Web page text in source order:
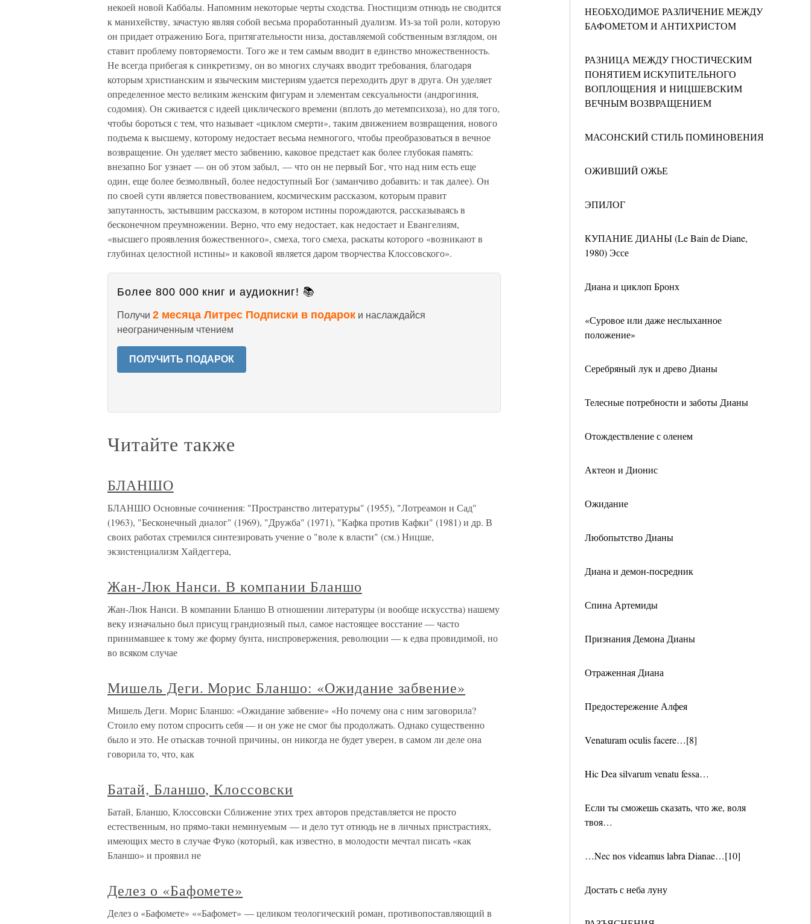
НЕОБХОДИМОЕ РАЗЛИЧЕНИЕ МЕЖДУ
БАФОМЕТОМ И АНТИХРИСТОМ
РАЗНИЦА МЕЖДУ ГНОСТИЧЕСКИМ
ПОНЯТИЕМ ИСКУПИТЕЛЬНОГО
ВОПЛОЩЕНИЯ И НИЦШЕВСКИМ
ВЕЧНЫМ ВОЗВРАЩЕНИЕМ
МАСОНСКИЙ СТИЛЬ ПОМИНОВЕНИЯ
ОЖИВШИЙ ОЖЬЕ
ЭПИЛОГ
КУПАНИЕ ДИАНЫ (Le Bain de Diane,
1980) Эссе
Диана и циклоп Бронх
«Суровое или даже неслыханное
положение»
Серебряный лук и древо Дианы
Телесные потребности и заботы Дианы
Отождествление с оленем
Актеон и Дионис
Ожидание
Любопытство Дианы
Диана и демон-посредник
Спина Артемиды
Признания Демона Дианы
Отраженная Диана
Предостережение Алфея
Venaturam oculis facere…[8]
Hic Dea silvarum venatu fessa…
Если ты сможешь сказать, что же, воля
твоя…
…Nec nos videamus labra Dianae…[10]
Достать с неба луну
некоей новой Каббалы. Напомним некоторые черты сходства. Гностицизм отнюдь не сводится
к манихейству, зачастую являя собой весьма проработанный дуализм. Из-за той роли, которую
он придает отражению Бога, притягательности низа, доставляемой собственным взглядом, он
ставит проблему повторяемости. Того же и тем самым вводит в единство множественность.
Не всегда прибегая к синкретизму, он во многих случаях вводит требования, благодаря
которым христианским и языческим мистериям удается переходить друг в друга. Он уделяет
определенное место великим женским фигурам и элементам сексуальности (андрогиния,
содомия). Он сживается с идеей циклического времени (вплоть до метемпсихоза), но для того,
чтобы бороться с тем, что называет «циклом смерти», таким движением возвращения, нового
подъема к высшему, которому недостает весьма немногого, чтобы преобразоваться в вечное
возвращение. Он уделяет место забвению, каковое предстает как более глубокая память:
внезапно Бог узнает — он об этом забыл, — что он не первый Бог, что над ним есть еще
один, еще более безмолвный, более недоступный Бог (заманчиво добавить: и так далее). Он
по своей сути является повествованием, космическим рассказом, которым правит
запутанность, застывшим рассказом, в котором истины порождаются, рассказываясь в
бесконечном преумножении. Верно, что ему недостает, как недостает и Евангелиям,
«высшего проявления божественного», смеха, того смеха, раскаты которого «возникают в
глубинах целостной истины» и каковой является даром творчества Клоссовского».
Более 800 000 книг и аудиокниг! 📚
Получи 2 месяца Литрес Подписки в подарок и наслаждайся
неограниченным чтением
ПОЛУЧИТЬ ПОДАРОК
Читайте также
БЛАНШО
БЛАНШО Основные сочинения: "Пространство литературы" (1955), "Лотреамон и Сад"
(1963), "Бесконечный диалог" (1969), "Дружба" (1971), "Кафка против Кафки" (1981) и др. В
своих работах стремился синтезировать учение о "воле к власти" (см.) Ницше,
экзистенциализм Хайдеггера,
Жан-Люк Нанси. В компании Бланшо
Жан-Люк Нанси. В компании Бланшо В отношении литературы (и вообще искусства) нашему
веку изначально был присущ грандиозный пыл, самое настоящее восстание — часто
принимавшее к тому же форму бунта, ниспровержения, революции — к едва провидимой, но
во всяком случае
Мишель Деги. Морис Бланшо: «Ожидание забвение»
Мишель Деги. Морис Бланшо: «Ожидание забвение» «Но почему она с ним заговорила?
Стоило ему потом спросить себя — и он уже не смог бы продолжать. Однако существенно
было и это. Не отыскав точной причины, он никогда не будет уверен, в самом ли деле она
говорила то, что, как
Батай, Бланшо, Клоссовски
Батай, Бланшо, Клоссовски Сближение этих трех авторов представляется не просто
естественным, но прямо-таки неминуемым — и дело тут отнюдь не в личных пристрастиях,
имеющих место в случае Фуко (который, как известно, в молодости мечтал писать «как
Бланшо» и проявил не
Делез о «Бафомете»
Делез о «Бафомете» ««Бафомет» — целиком теологический роман, противопоставляющий в